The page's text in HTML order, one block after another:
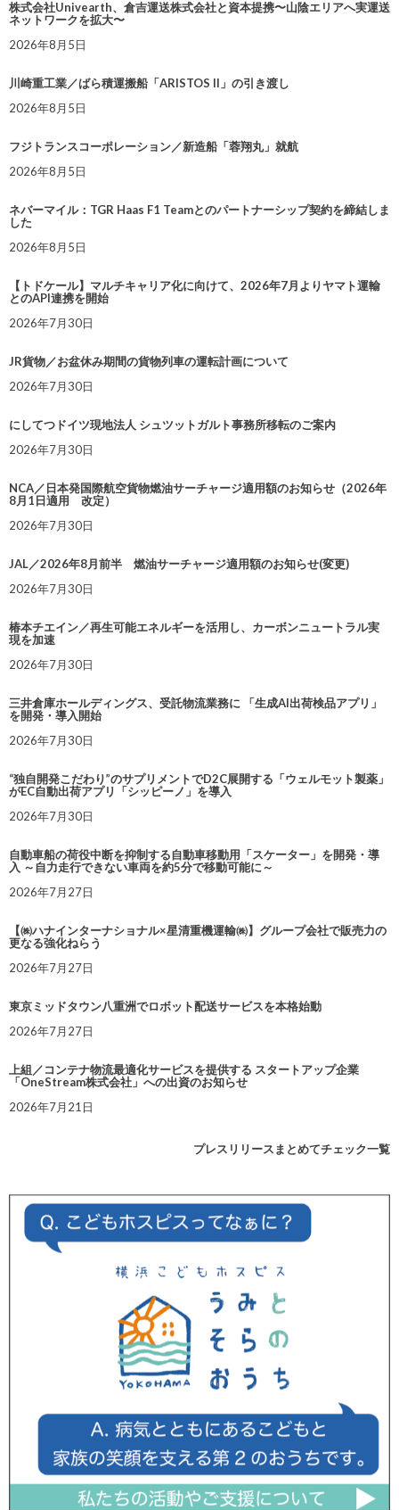
株式会社Univearth、倉吉運送株式会社と資本提携〜山陰エリアへ実運送
ネットワークを拡大〜
2026年8月5日
川崎重工業／ばら積運搬船「ARISTOS II」の引き渡し
2026年8月5日
フジトランスコーポレーション／新造船「蓉翔丸」就航
2026年8月5日
ネバーマイル：TGR Haas F1 Teamとのパートナーシップ契約を締結しま
した
2026年8月5日
【トドケール】マルチキャリア化に向けて、2026年7月よりヤマト運輸
とのAPI連携を開始
2026年7月30日
JR貨物／お盆休み期間の貨物列車の運転計画について
2026年7月30日
にしてつドイツ現地法人 シュツットガルト事務所移転のご案内
2026年7月30日
NCA／日本発国際航空貨物燃油サーチャージ適用額のお知らせ（2026年
8月1日適用 改定）
2026年7月30日
JAL／2026年8月前半 燃油サーチャージ適用額のお知らせ(変更)
2026年7月30日
椿本チエイン／再生可能エネルギーを活用し、カーボンニュートラル実
現を加速
2026年7月30日
三井倉庫ホールディングス、受託物流業務に 「生成AI出荷検品アプリ」
を開発・導入開始
2026年7月30日
“独自開発こだわり”のサプリメントでD2C展開する「ウェルモット製薬」
がEC自動出荷アプリ「シッピーノ」を導入
2026年7月30日
自動車船の荷役中断を抑制する自動車移動用「スケーター」を開発・導
入 ～自力走行できない車両を約5分で移動可能に～
2026年7月27日
【㈱ハナインターナショナル×星清重機運輸㈱】グループ会社で販売力の
更なる強化ねらう
2026年7月27日
東京ミッドタウン八重洲でロボット配送サービスを本格始動
2026年7月27日
上組／コンテナ物流最適化サービスを提供する スタートアップ企業
「OneStream株式会社」への出資のお知らせ
2026年7月21日
プレスリリースまとめてチェック一覧